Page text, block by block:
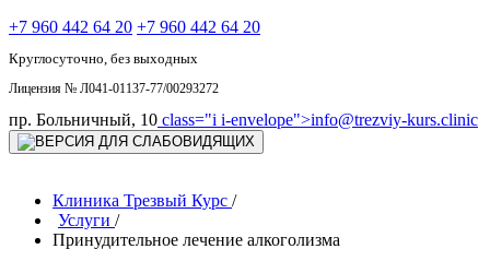
+7 960 442 64 20 +7 960 442 64 20
Круглосуточно, без выходных
Лицензия № Л041-01137-77/00293272
пр. Больничный, 10 class="i i-envelope">info@trezviy-kurs.clinic
Клиника Трезвый Курс /
Услуги /
Принудительное лечение алкоголизма